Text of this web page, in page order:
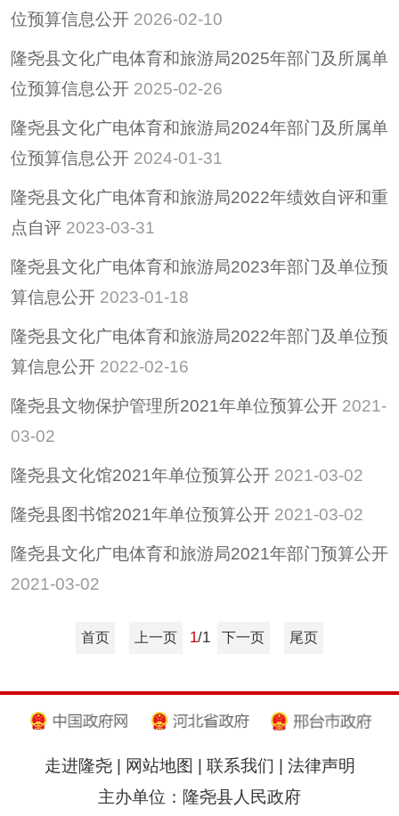
重大决策
其他
助企纾困
养老服务
位预算信息公开 2026-02-10
隆尧县文化广电体育和旅游局2025年部门及所属单
位预算信息公开 2025-02-26
隆尧县文化广电体育和旅游局2024年部门及所属单
位预算信息公开 2024-01-31
隆尧县文化广电体育和旅游局2022年绩效自评和重
点自评 2023-03-31
隆尧县文化广电体育和旅游局2023年部门及单位预
算信息公开 2023-01-18
隆尧县文化广电体育和旅游局2022年部门及单位预
算信息公开 2022-02-16
隆尧县文物保护管理所2021年单位预算公开 2021-
03-02
隆尧县文化馆2021年单位预算公开 2021-03-02
隆尧县图书馆2021年单位预算公开 2021-03-02
隆尧县文化广电体育和旅游局2021年部门预算公开
2021-03-02
首页 上一页 1/1 下一页 尾页
走进隆尧| 网站地图 联系我们
法律声明
主办单位：隆尧县人民政府